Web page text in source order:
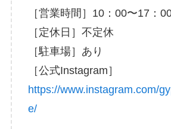
［営業時間］10：00〜17：
［定休日］不定休
［駐車場］あり
［公式Instagram］
https://www.instagram.com/
e/